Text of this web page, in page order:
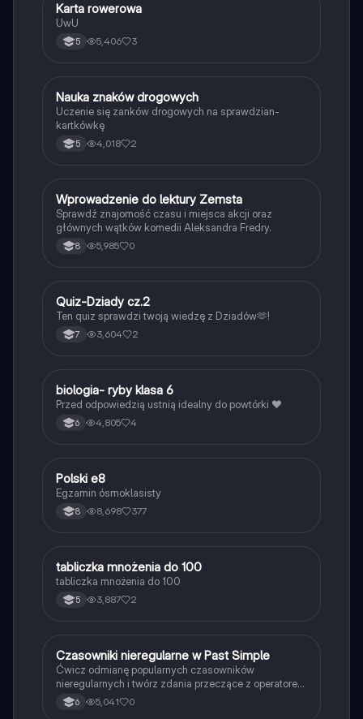
KTechnika
Karta rowerowa
UwU
5 5,406 3
NTechnika
Nauka znaków drogowych
Uczenie się zanków drogowych na sprawdzian-
kartkówkę
5 4,018 2
WJęzyk polski
Wprowadzenie do lektury Zemsta
Sprawdź znajomość czasu i miejsca akcji oraz
głównych wątków komedii Aleksandra Fredry.
8 5,985 0
QJęzyk polski
Quiz-Dziady cz.2
Ten quiz sprawdzi twoją wiedzę z Dziadów🫶!
7 3,604 2
BBiologia
biologia- ryby klasa 6
Przed odpowiedzią ustnią idealny do powtórki ❤️
6 4,805 4
Język polski
Polski e8
Egzamin ósmoklasisty
8 8,698 377
TMatematyka
tabliczka mnożenia do 100
tabliczka mnożenia do 100
5 3,887 2
CJęzyk angielski
Czasowniki nieregularne w Past Simple
Ćwicz odmianę popularnych czasowników
nieregularnych i twórz zdania przeczące z operatorem
didn't w czasie Past Simple.
6 5,041 0